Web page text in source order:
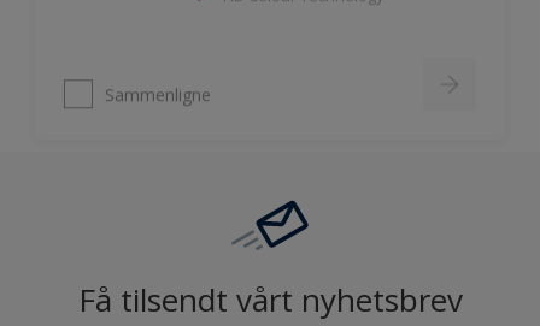
Få tilsendt vårt nyhetsbrev